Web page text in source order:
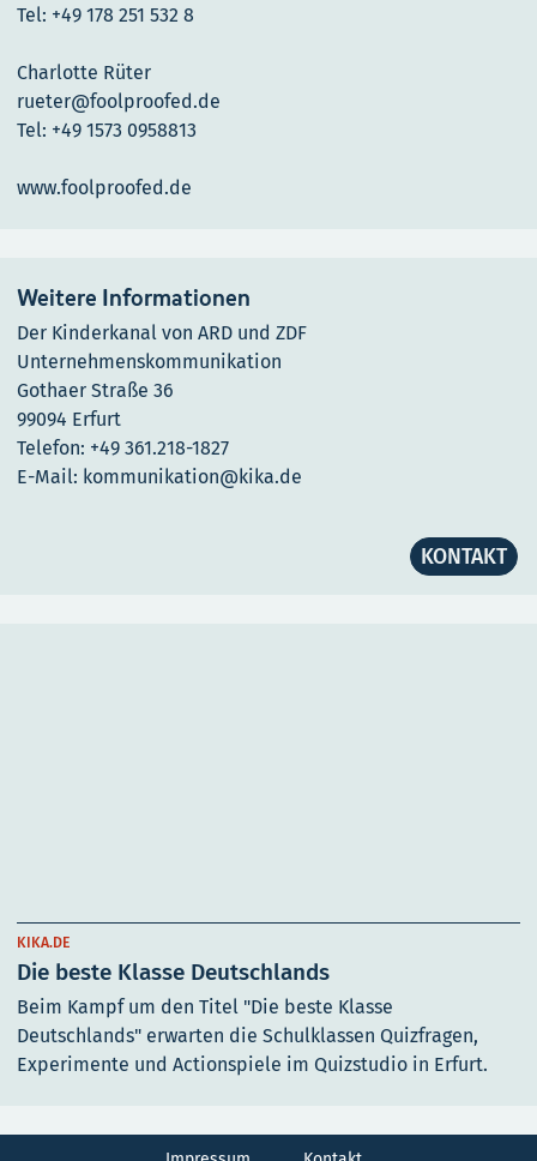
Tel: +49 178 251 532 8
Charlotte Rüter
rueter@foolproofed.de
Tel: +49 1573 0958813
www.foolproofed.de
Weitere Informationen
Der Kinderkanal von ARD und ZDF
Unternehmenskommunikation
Gothaer Straße 36
99094 Erfurt
Telefon: +49 361.218-1827
E-Mail: kommunikation@kika.de
KONTAKT
KIKA.DE
Die beste Klasse Deutschlands
Beim Kampf um den Titel "Die beste Klasse
Deutschlands" erwarten die Schulklassen Quizfragen,
Experimente und Actionspiele im Quizstudio in Erfurt.